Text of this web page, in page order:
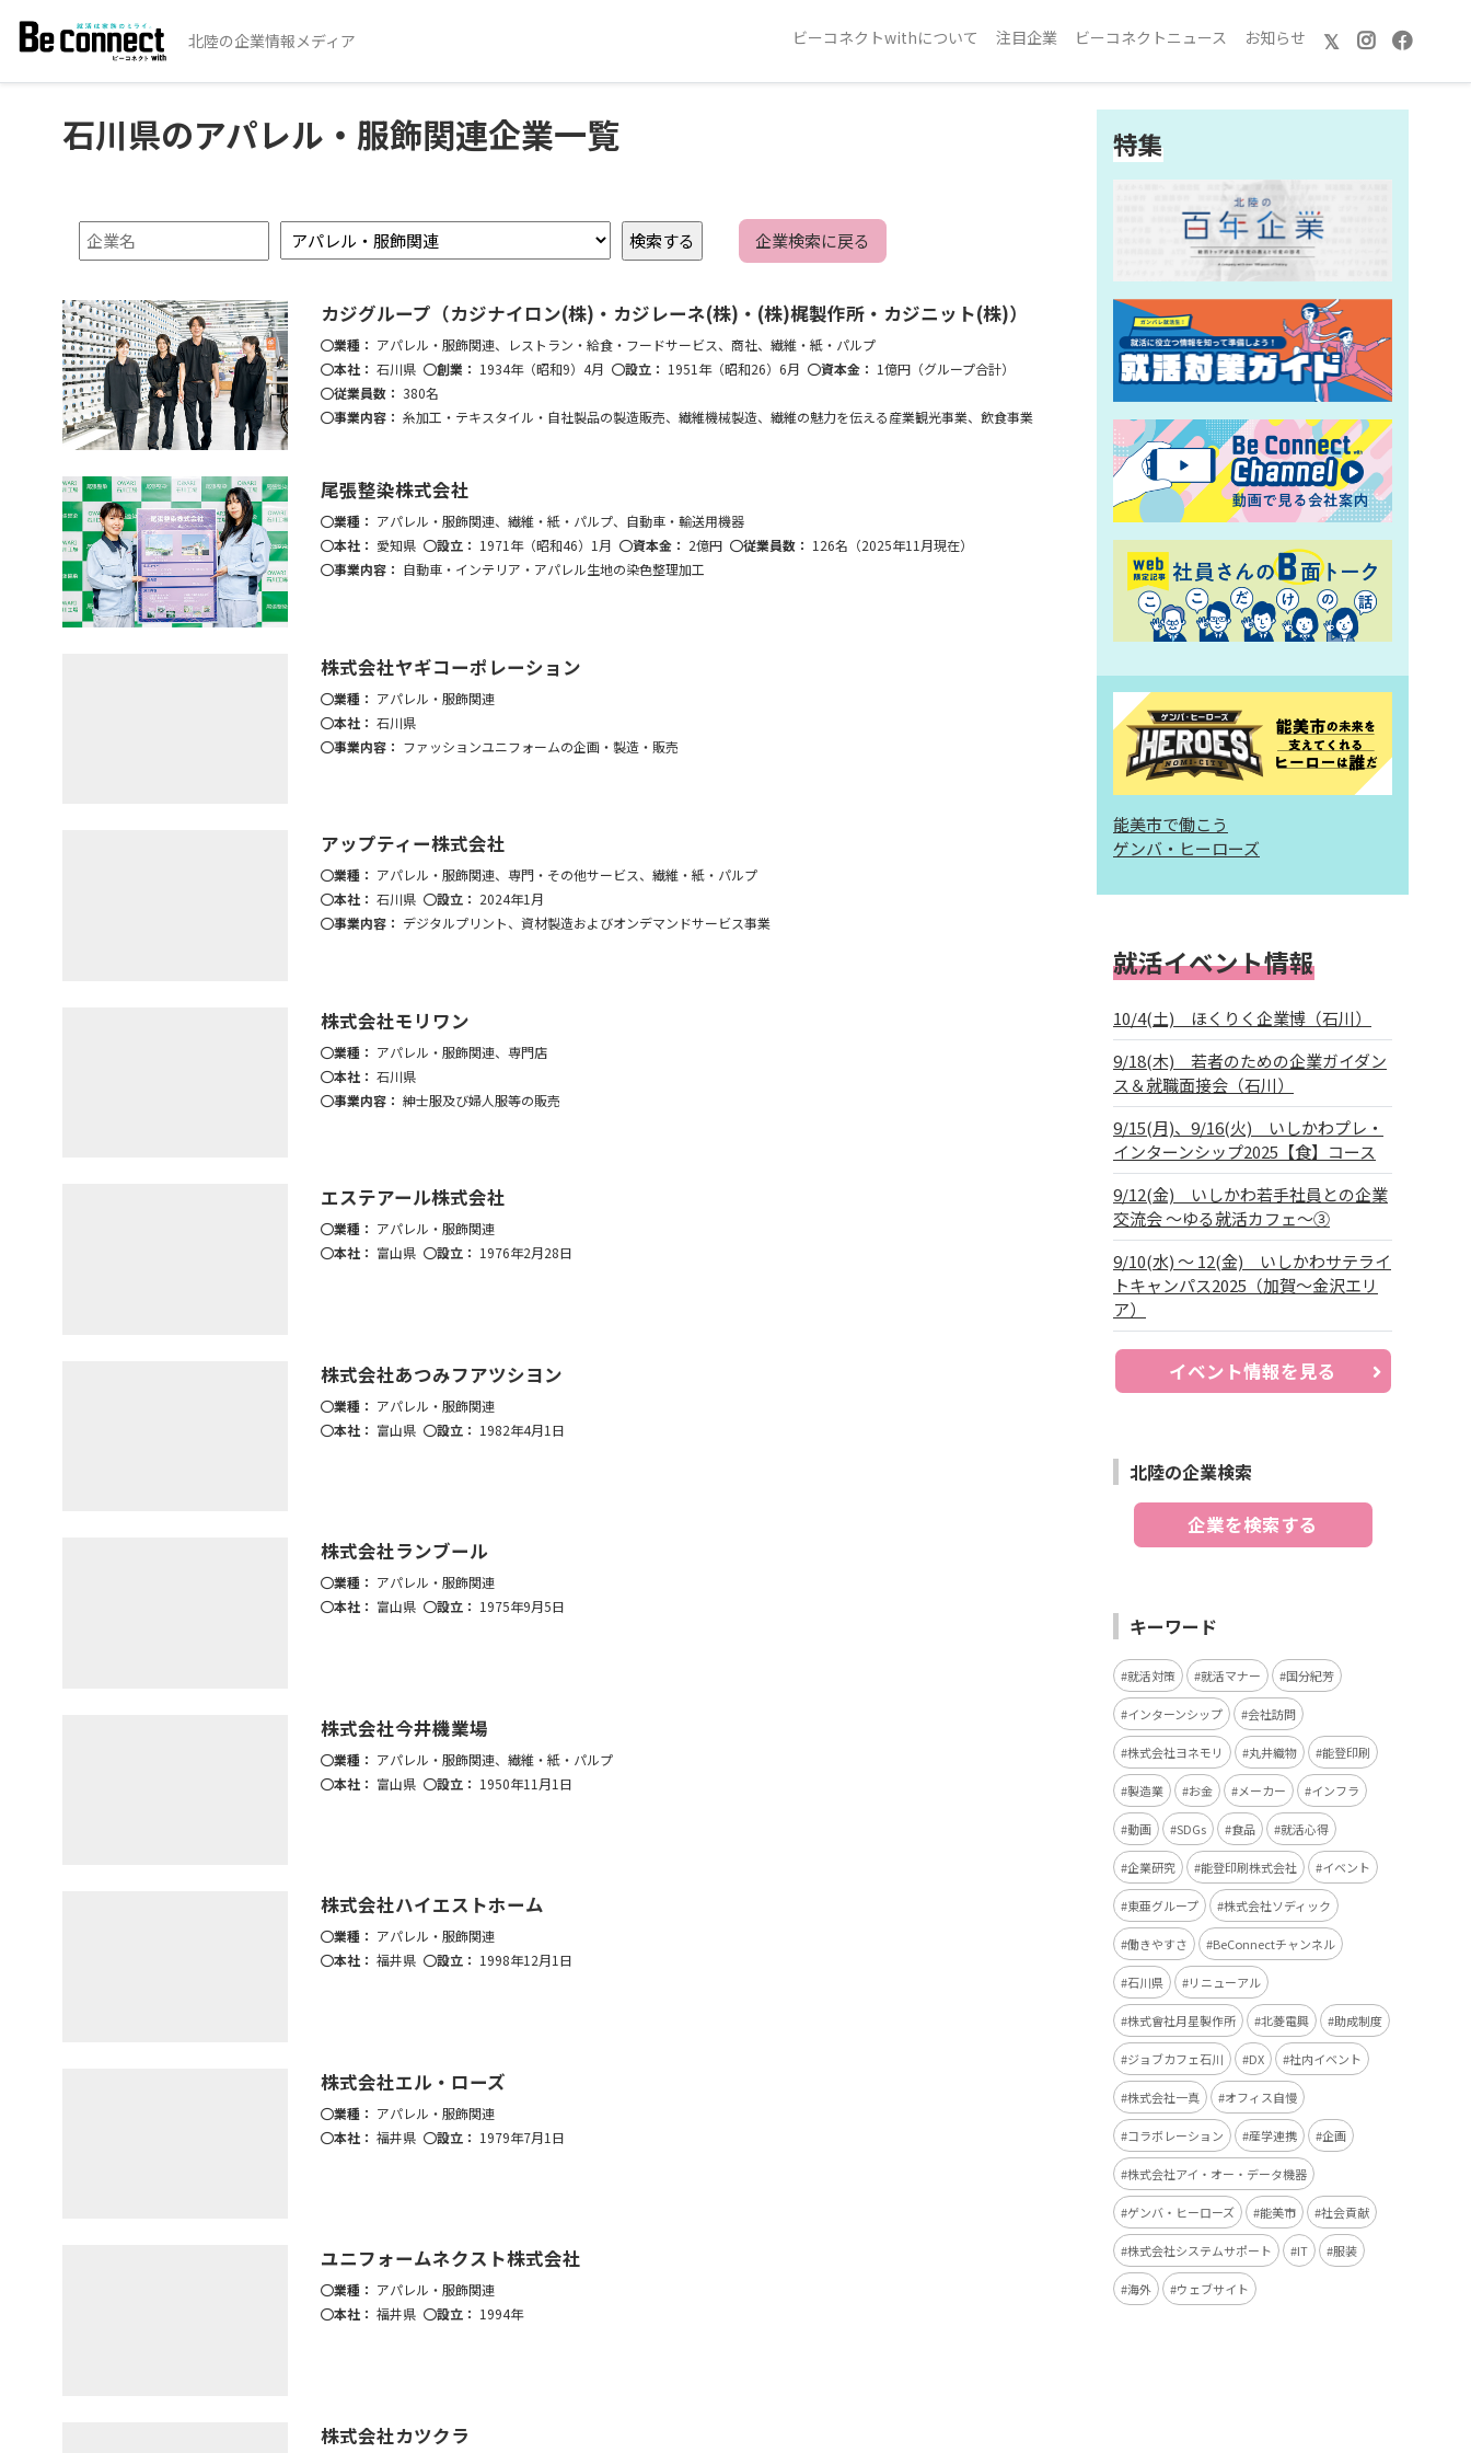
北陸の企業情報メディア ビーコネクトwithについて 注目企業 ビーコネクトニュース お知らせ 𝕏
石川県のアパレル・服飾関連企業一覧
企業検索に戻る
カジグループ（カジナイロン(株)・カジレーネ(株)・(株)梶製作所・カジニット(株)）
業種： アパレル・服飾関連、レストラン・給食・フードサービス、商社、繊維・紙・パルプ
本社： 石川県 創業： 1934年（昭和9）4月 設立： 1951年（昭和26）6月 資本金： 1億円（グループ合計）
従業員数： 380名
事業内容： 糸加工・テキスタイル・自社製品の製造販売、繊維機械製造、繊維の魅力を伝える産業観光事業、飲食事業
尾張整染株式会社
業種： アパレル・服飾関連、繊維・紙・パルプ、自動車・輸送用機器
本社： 愛知県 設立： 1971年（昭和46）1月 資本金： 2億円 従業員数： 126名（2025年11月現在）
事業内容： 自動車・インテリア・アパレル生地の染色整理加工
株式会社ヤギコーポレーション
業種： アパレル・服飾関連
本社： 石川県
事業内容： ファッションユニフォームの企画・製造・販売
アップティー株式会社
業種： アパレル・服飾関連、専門・その他サービス、繊維・紙・パルプ
本社： 石川県 設立： 2024年1月
事業内容： デジタルプリント、資材製造およびオンデマンドサービス事業
株式会社モリワン
業種： アパレル・服飾関連、専門店
本社： 石川県
事業内容： 紳士服及び婦人服等の販売
エステアール株式会社
業種： アパレル・服飾関連
本社： 富山県 設立： 1976年2月28日
株式会社あつみフアツシヨン
業種： アパレル・服飾関連
本社： 富山県 設立： 1982年4月1日
株式会社ランブール
業種： アパレル・服飾関連
本社： 富山県 設立： 1975年9月5日
株式会社今井機業場
業種： アパレル・服飾関連、繊維・紙・パルプ
本社： 富山県 設立： 1950年11月1日
株式会社ハイエストホーム
業種： アパレル・服飾関連
本社： 福井県 設立： 1998年12月1日
株式会社エル・ローズ
業種： アパレル・服飾関連
本社： 福井県 設立： 1979年7月1日
ユニフォームネクスト株式会社
業種： アパレル・服飾関連
本社： 福井県 設立： 1994年
株式会社カツクラ
特集
能美市で働こう
ゲンバ・ヒーローズ
就活イベント情報
10/4(土) ほくりく企業博（石川）
9/18(木) 若者のための企業ガイダン
ス＆就職面接会（石川）
9/15(月)、9/16(火) いしかわプレ・
インターンシップ2025【食】コース
9/12(金) いしかわ若手社員との企業
交流会 ～ゆる就活カフェ～③
9/10(水) ～ 12(金) いしかわサテライ
トキャンパス2025（加賀～金沢エリ
ア）
イベント情報を見る
北陸の企業検索
企業を検索する
キーワード
就活対策 就活マナー 国分紀芳
インターンシップ 会社訪問
株式会社ヨネモリ 丸井織物 能登印刷
製造業 お金 メーカー インフラ
動画 SDGs 食品 就活心得
企業研究 能登印刷株式会社 イベント
東亜グループ 株式会社ソディック
働きやすさ BeConnectチャンネル
石川県 リニューアル
株式會社月星製作所 北菱電興 助成制度
ジョブカフェ石川 DX 社内イベント
株式会社一真 オフィス自慢
コラボレーション 産学連携 企画
株式会社アイ・オー・データ機器
ゲンバ・ヒーローズ 能美市 社会貢献
株式会社システムサポート IT 服装
海外 ウェブサイト